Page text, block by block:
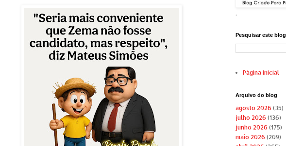
.
Pesquisar este blog
Página inicial
Arquivo do blog
agosto 2026 (35)
julho 2026 (136)
junho 2026 (175)
maio 2026 (209)